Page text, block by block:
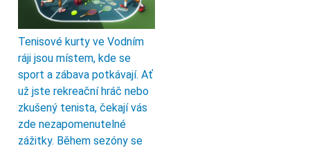
Tenisové kurty ve Vodním
ráji jsou místem, kde se
sport a zábava potkávají. Ať
už jste rekreační hráč nebo
zkušený tenista, čekají vás
zde nezapomenutelné
zážitky. Během sezóny se